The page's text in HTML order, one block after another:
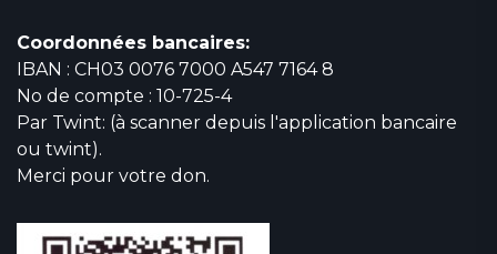
Coordonnées bancaires:
IBAN : CH03 0076 7000 A547 7164 8
No de compte : 10-725-4
Par Twint: (à scanner depuis l'application bancaire
ou twint).
Merci pour votre don.